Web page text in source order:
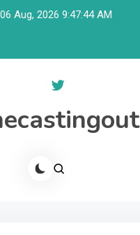
06 Aug, 2026 9:47:44 AM